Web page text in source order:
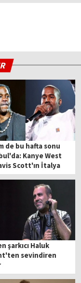
de bu hafta sonu
Kanye West
Scott'ın İtalya
iptal edildi!
şarkıcı Haluk
sevindiren